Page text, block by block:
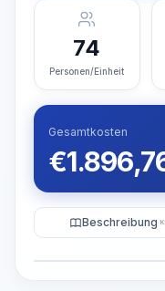
74
Personen/Einheit
Gesamtkosten
€
Beschreibung KI